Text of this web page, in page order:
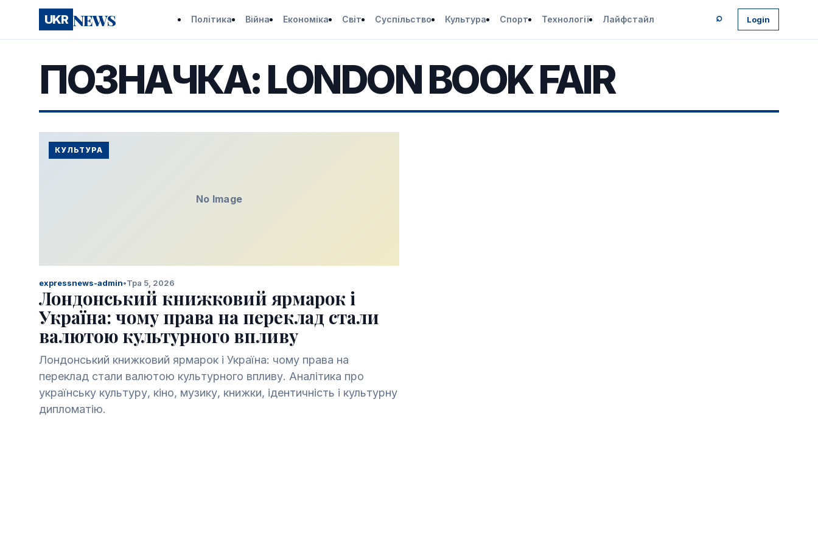
UKR NEWS Політика Війна Економіка Світ Суспільство Культура Спорт Технології Лайфстайл ⌕ Login
ПОЗНАЧКА:LONDON BOOK FAIR
No Image
КУЛЬТУРА
expressnews-admin•Тра 5, 2026
Лондонський книжковий ярмарок і
Україна: чому права на переклад стали
валютою культурного впливу
Лондонський книжковий ярмарок і Україна: чому права на
переклад стали валютою культурного впливу. Аналітика про
українську культуру, кіно, музику, книжки, ідентичність і культурну
дипломатію.